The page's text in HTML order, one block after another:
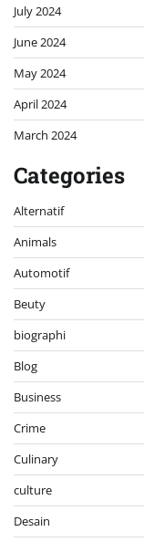
July 2024
June 2024
May 2024
April 2024
March 2024
Categories
Alternatif
Animals
Automotif
Beuty
biographi
Blog
Business
Crime
Culinary
culture
Desain